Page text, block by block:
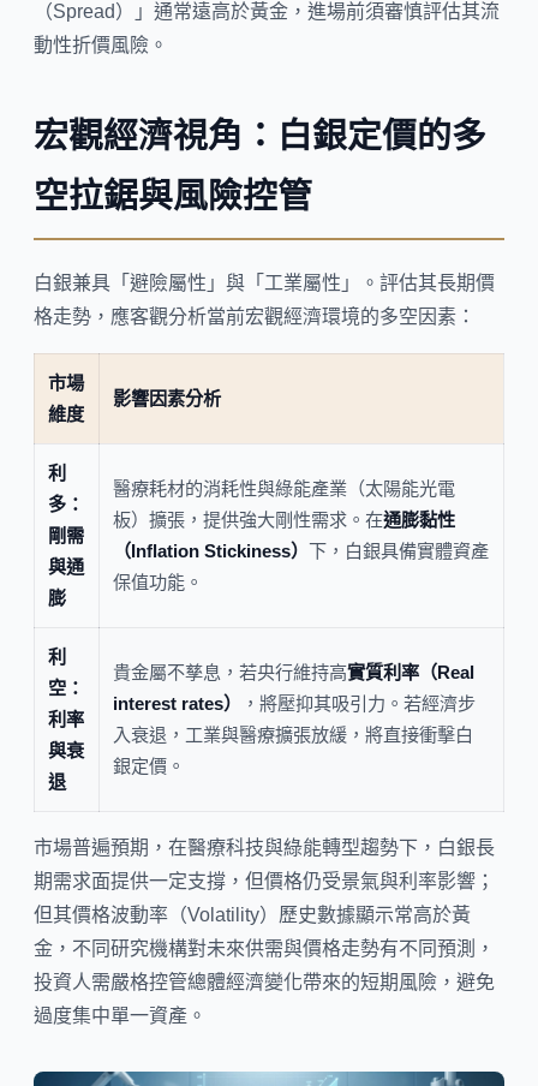
（Spread）」通常遠高於黃金，進場前須審慎評估其流
動性折價風險。
宏觀經濟視角：白銀定價的多
空拉鋸與風險控管
白銀兼具「避險屬性」與「工業屬性」。評估其長期價
格走勢，應客觀分析當前宏觀經濟環境的多空因素：
市場
維度
影響因素分析
利
多：
剛需
與通
膨
醫療耗材的消耗性與綠能產業（太陽能光電
板）擴張，提供強大剛性需求。在通膨黏性
（Inflation Stickiness）下，白銀具備實體資產
保值功能。
利
空：
利率
與衰
退
貴金屬不孳息，若央行維持高實質利率（Real
interest rates）
，將壓抑其吸引力。若經濟步
入衰退，工業與醫療擴張放緩，將直接衝擊白
銀定價。
市場普遍預期，在醫療科技與綠能轉型趨勢下，白銀長
期需求面提供一定支撐，但價格仍受景氣與利率影響；
但其價格波動率（Volatility）歷史數據顯示常高於黃
金，不同研究機構對未來供需與價格走勢有不同預測，
投資人需嚴格控管總體經濟變化帶來的短期風險，避免
過度集中單一資產。